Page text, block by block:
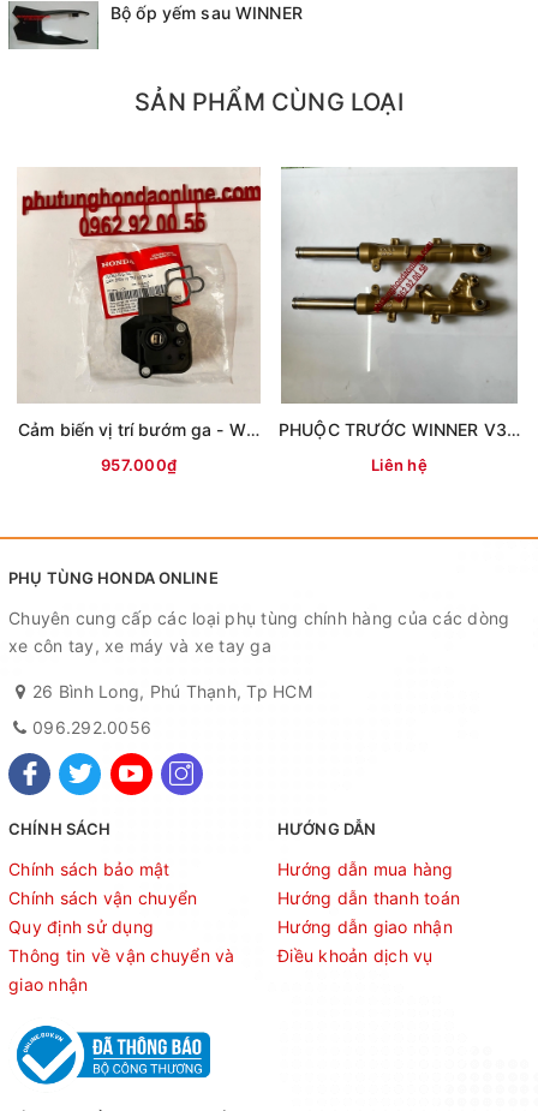
Bộ ốp yếm sau WINNER
SẢN PHẨM CÙNG LOẠI
Cảm biến vị trí bướm ga - WINNER
957.000₫
PHUỘC TRƯỚC WINNER V3 (ABS) - MÀU VÀNG
Liên hệ
PHỤ TÙNG HONDA ONLINE
Chuyên cung cấp các loại phụ tùng chính hàng của các dòng
xe côn tay, xe máy và xe tay ga
26 Bình Long, Phú Thạnh, Tp HCM
096.292.0056
CHÍNH SÁCH
Chính sách bảo mật
Chính sách vận chuyển
Quy định sử dụng
Thông tin về vận chuyển và
giao nhận
HƯỚNG DẪN
Hướng dẫn mua hàng
Hướng dẫn thanh toán
Hướng dẫn giao nhận
Điều khoản dịch vụ